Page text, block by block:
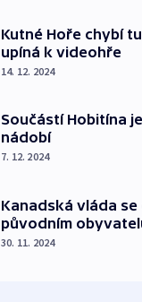
Kutné Hoře chybí
upíná k videohře
14. 12. 2024
Součástí Hobitína
nádobí
7. 12. 2024
Kanadská vláda se
původním
30. 11. 2024